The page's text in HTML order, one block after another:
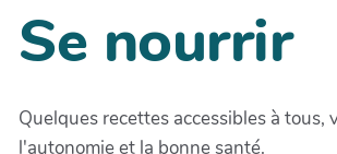
Se nourrir
Quelques recettes accessibles à tous,
l'autonomie et la bonne santé.